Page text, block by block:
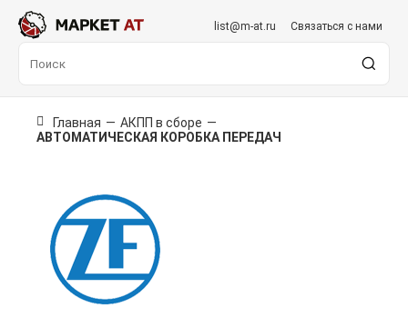
list@m-at.ru Связаться с нами
Главная — АКПП в сборе —
АВТОМАТИЧЕСКАЯ КОРОБКА ПЕРЕДАЧ